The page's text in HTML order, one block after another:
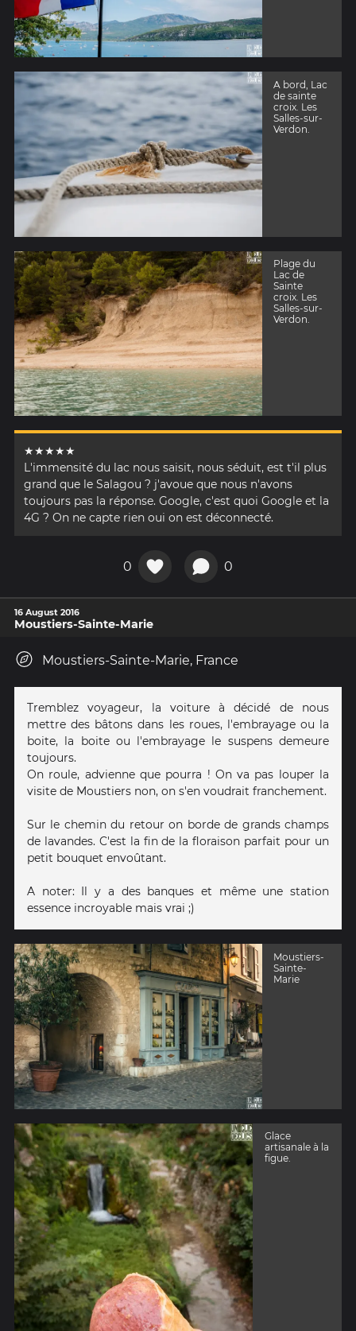
A bord, Lac
de sainte
croix. Les
Salles-sur-
Verdon.
Plage du
Lac de
Sainte
croix. Les
Salles-sur-
Verdon.
★★★★★
L'immensité du lac nous saisit, nous séduit, est t'il plus
grand que le Salagou ? j'avoue que nous n'avons
toujours pas la réponse. Google, c'est quoi Google et la
4G ? On ne capte rien oui on est déconnecté.
0 0
16 August 2016
Moustiers-Sainte-Marie
Moustiers-Sainte-Marie, France
Tremblez voyageur, la voiture à décidé de nous
mettre des bâtons dans les roues, l'embrayage ou la
boite, la boite ou l'embrayage le suspens demeure
toujours.
On roule, advienne que pourra ! On va pas louper la
visite de Moustiers non, on s'en voudrait franchement.
Sur le chemin du retour on borde de grands champs
de lavandes. C'est la fin de la floraison parfait pour un
petit bouquet envoûtant.
A noter: Il y a des banques et même une station
essence incroyable mais vrai ;)
Moustiers-
Sainte-
Marie
Glace
artisanale à la
figue.